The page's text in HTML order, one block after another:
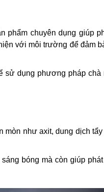
phẩm chuyên dụng giúp
với môi trường để đảm
sử dụng phương pháp chà
mòn như axit, dung dịch
bóng mà còn giúp